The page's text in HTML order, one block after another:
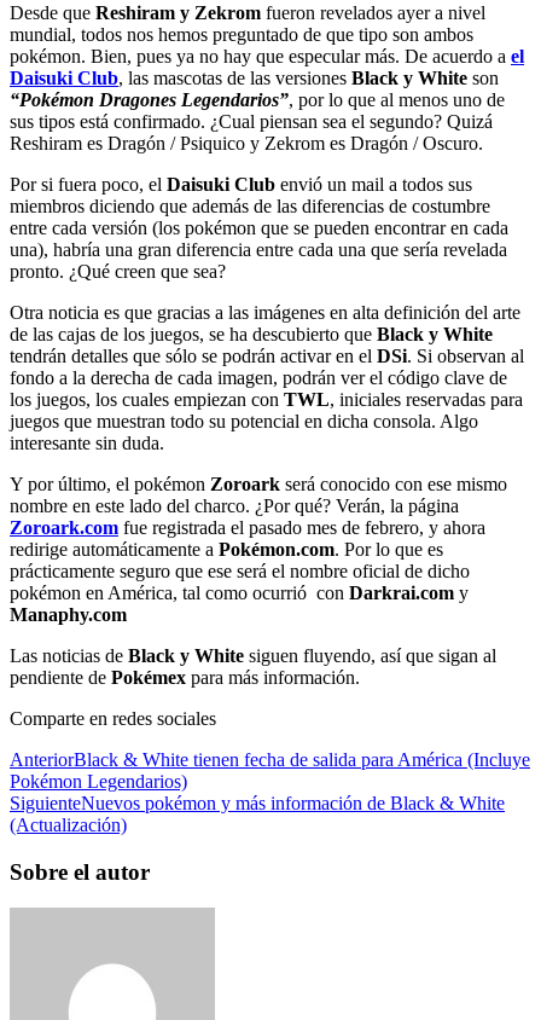
Desde que Reshiram y Zekrom fueron revelados ayer a nivel
mundial, todos nos hemos preguntado de que tipo son ambos
pokémon. Bien, pues ya no hay que especular más. De acuerdo a el
Daisuki Club, las mascotas de las versiones Black y White son
“Pokémon Dragones Legendarios”, por lo que al menos uno de
sus tipos está confirmado. ¿Cual piensan sea el segundo? Quizá
Reshiram es Dragón / Psiquico y Zekrom es Dragón / Oscuro.
Por si fuera poco, el Daisuki Club envió un mail a todos sus
miembros diciendo que además de las diferencias de costumbre
entre cada versión (los pokémon que se pueden encontrar en cada
una), habría una gran diferencia entre cada una que sería revelada
pronto. ¿Qué creen que sea?
Otra noticia es que gracias a las imágenes en alta definición del arte
de las cajas de los juegos, se ha descubierto que Black y White
tendrán detalles que sólo se podrán activar en el DSi. Si observan al
fondo a la derecha de cada imagen, podrán ver el código clave de
los juegos, los cuales empiezan con TWL, iniciales reservadas para
juegos que muestran todo su potencial en dicha consola. Algo
interesante sin duda.
Y por último, el pokémon Zoroark será conocido con ese mismo
nombre en este lado del charco. ¿Por qué? Verán, la página
Zoroark.com fue registrada el pasado mes de febrero, y ahora
redirige automáticamente a Pokémon.com. Por lo que es
prácticamente seguro que ese será el nombre oficial de dicho
pokémon en América, tal como ocurrió con Darkrai.com y
Manaphy.com
Las noticias de Black y White siguen fluyendo, así que sigan al
pendiente de Pokémex para más información.
Comparte en redes sociales
AnteriorBlack & White tienen fecha de salida para América (Incluye
Pokémon Legendarios)
SiguienteNuevos pokémon y más información de Black & White
(Actualización)
Sobre el autor